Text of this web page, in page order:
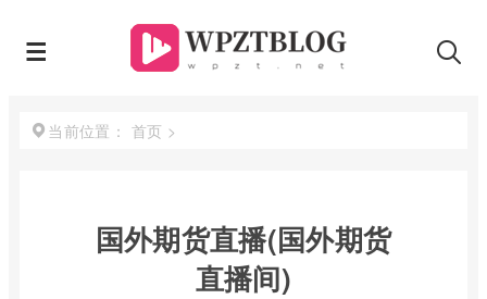
当前位置： 首页 >
国外期货直播(国外期货
直播间)